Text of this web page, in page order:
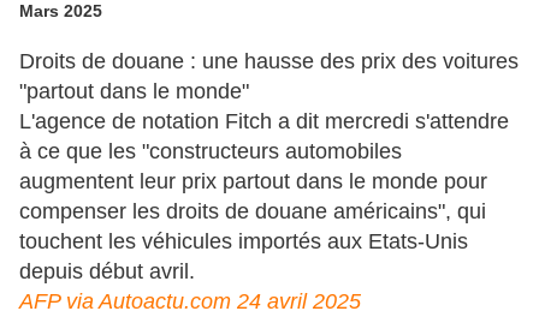
Mars 2025
Droits de douane : une hausse des prix des voitures
"partout dans le monde"
L'agence de notation Fitch a dit mercredi s'attendre
à ce que les "constructeurs automobiles
augmentent leur prix partout dans le monde pour
compenser les droits de douane américains", qui
touchent les véhicules importés aux Etats-Unis
depuis début avril.
AFP via Autoactu.com 24 avril 2025